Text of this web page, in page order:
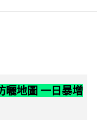
曬地圖 一日暴增